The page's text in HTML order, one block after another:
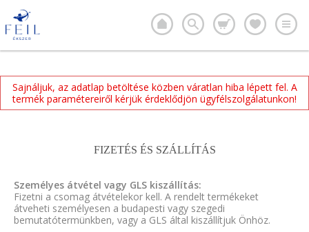
Sajnáljuk, az adatlap betöltése közben váratlan hiba lépett fel. A
termék paramétereiről kérjük érdeklődjön ügyfélszolgálatunkon!
FIZETÉS ÉS SZÁLLÍTÁS
Személyes átvétel vagy GLS kiszállítás:
Fizetni a csomag átvételekor kell. A rendelt termékeket
átveheti személyesen a budapesti vagy szegedi
bemutatótermünkben, vagy a GLS által kiszállítjuk Önhöz.